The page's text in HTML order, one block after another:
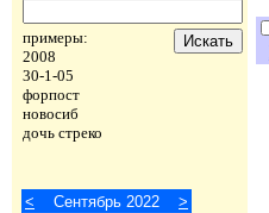
примеры:
2008
30-1-05
форпост
новосиб
дочь стреко
< Сентябрь 2022
>